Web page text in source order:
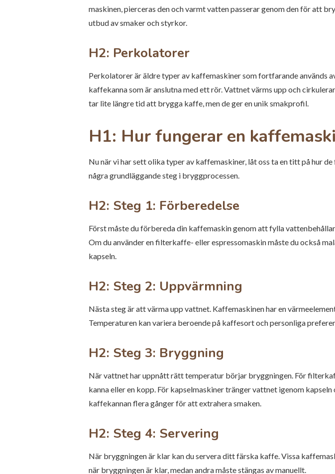
maskinen, pierceras den och varmt vatten passerar genom den för att
utbud av smaker och styrkor.
H2: Perkolatorer
Perkolatorer är äldre typer av kaffemaskiner som fortfarande används
kaffekanna som är anslutna med ett rör. Vattnet värms upp och
tar lite längre tid att brygga kaffe, men de ger en unik smakprofil.
H1: Hur fungerar en
Nu när vi har sett olika typer av kaffemaskiner, låt oss ta en titt på hur
några grundläggande steg i bryggprocessen.
H2: Steg 1: Förberedelse
Först måste du förbereda din kaffemaskin genom att fylla
Om du använder en filterkaffe- eller espressomaskin måste du också
kapseln.
H2: Steg 2: Uppvärmning
Nästa steg är att värma upp vattnet. Kaffemaskinen har en
Temperaturen kan variera beroende på kaffesort och personliga
H2: Steg 3: Bryggning
När vattnet har uppnått rätt temperatur börjar bryggningen. För
kanna eller en kopp. För kapselmaskiner tränger vattnet igenom
kaffekannan flera gånger för att extrahera smaken.
H2: Steg 4: Servering
När bryggningen är klar kan du servera ditt färska kaffe. Vissa
när bryggningen är klar, medan andra måste stängas av manuellt.